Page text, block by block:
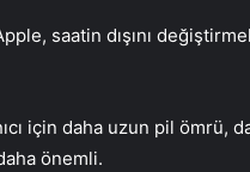
saatin dışını
için daha uzun pil ömrü,
önemli.